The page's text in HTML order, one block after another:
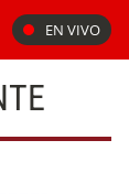
EN VIVO